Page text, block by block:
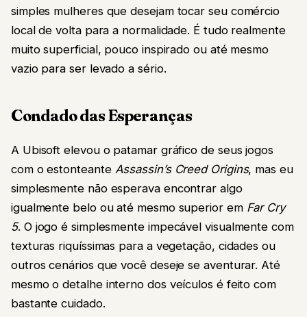
simples mulheres que desejam tocar seu comércio
local de volta para a normalidade. É tudo realmente
muito superficial, pouco inspirado ou até mesmo
vazio para ser levado a sério.
Condado das Esperanças
A Ubisoft elevou o patamar gráfico de seus jogos
com o estonteante Assassin’s Creed Origins, mas eu
simplesmente não esperava encontrar algo
igualmente belo ou até mesmo superior em Far Cry
5. O jogo é simplesmente impecável visualmente com
texturas riquíssimas para a vegetação, cidades ou
outros cenários que você deseje se aventurar. Até
mesmo o detalhe interno dos veículos é feito com
bastante cuidado.